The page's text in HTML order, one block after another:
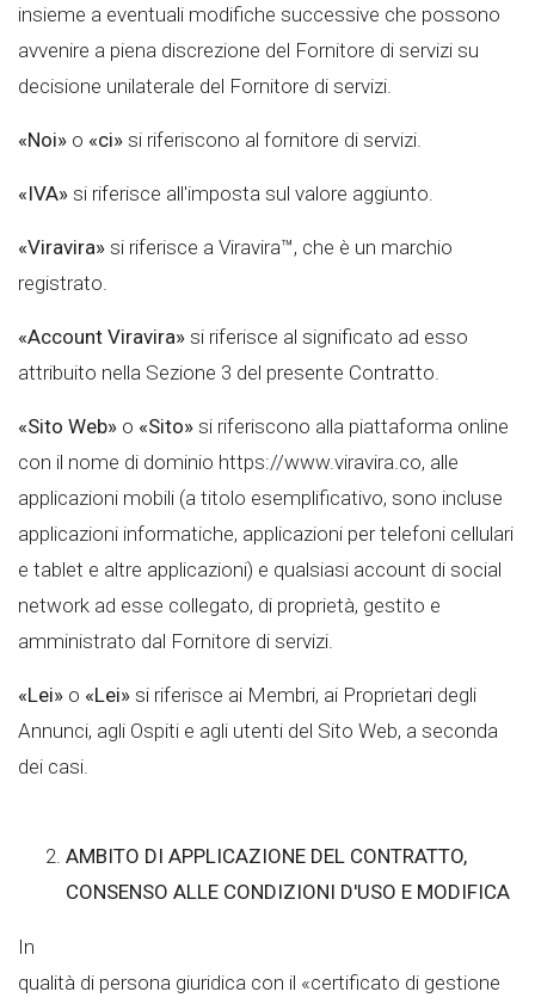
insieme a eventuali modifiche successive che possono
avvenire a piena discrezione del Fornitore di servizi su
decisione unilaterale del Fornitore di servizi.
«Noi» o «ci» si riferiscono al fornitore di servizi.
«IVA» si riferisce all'imposta sul valore aggiunto.
«Viravira» si riferisce a Viravira™, che è un marchio
registrato.
«Account Viravira» si riferisce al significato ad esso
attribuito nella Sezione 3 del presente Contratto.
«Sito Web» o «Sito» si riferiscono alla piattaforma online
con il nome di dominio https://www.viravira.co, alle
applicazioni mobili (a titolo esemplificativo, sono incluse
applicazioni informatiche, applicazioni per telefoni cellulari
e tablet e altre applicazioni) e qualsiasi account di social
network ad esse collegato, di proprietà, gestito e
amministrato dal Fornitore di servizi.
«Lei» o «Lei» si riferisce ai Membri, ai Proprietari degli
Annunci, agli Ospiti e agli utenti del Sito Web, a seconda
dei casi.
AMBITO DI APPLICAZIONE DEL CONTRATTO,
CONSENSO ALLE CONDIZIONI D'USO E MODIFICA
In
qualità di persona giuridica con il «certificato di gestione